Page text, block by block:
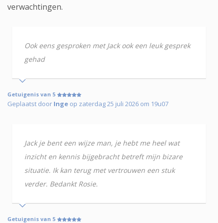
verwachtingen.
Ook eens gesproken met Jack ook een leuk gesprek
gehad
Getuigenis van 5
Geplaatst door Inge op zaterdag 25 juli 2026 om 19u07
Jack je bent een wijze man, je hebt me heel wat
inzicht en kennis bijgebracht betreft mijn bizare
situatie. Ik kan terug met vertrouwen een stuk
verder. Bedankt Rosie.
Getuigenis van 5